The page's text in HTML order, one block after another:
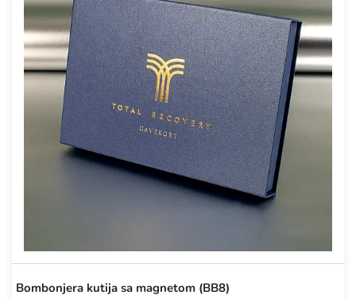
Bombonjera kutija sa magnetom (BB8)